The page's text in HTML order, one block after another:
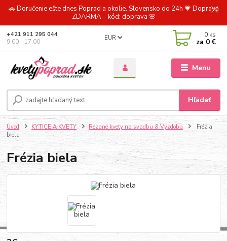
🚗 Doručenie ešte dnes Poprad a okolie. Slovensko do 24h 💗 Doprava
ZDARMA – kód: doprava 🌸
Menu
EUR
Hľadať
+421 911 295 044
9:00 - 17:00
0 ks
za 0 €
Úvod KYTICE A KVETY Rezané kvety na svadbu & Výzdoba
Frézia
biela
Frézia biela